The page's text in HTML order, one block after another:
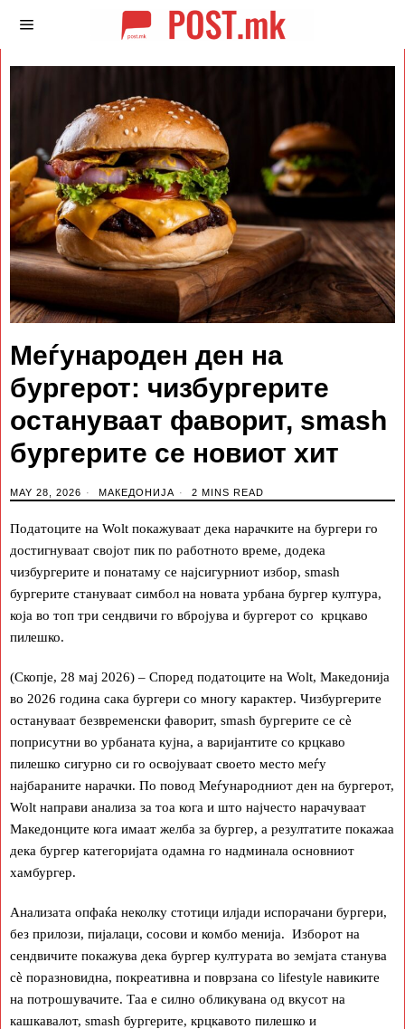
Меѓународен ден на
бургерот: чизбургерите
остануваат фаворит, smash
бургерите се новиот хит
MAY 28, 2026 МАКЕДОНИЈА 2 MINS READ
Податоците на Wolt покажуваат дека нарачките на бургери го
достигнуваат својот пик по работното време, додека
чизбургерите и понатаму се најсигурниот избор, smash
бургерите стануваат симбол на новата урбана бургер култура,
која во топ три сендвичи го вбројува и бургерот со крцкаво
пилешко.
(Скопје, 28 мај 2026) – Според податоците на Wolt, Македонија
во 2026 година сака бургери со многу карактер. Чизбургерите
остануваат безвременски фаворит, smash бургерите се сè
поприсутни во урбаната кујна, а варијантите со крцкаво
пилешко сигурно си го освојуваат своето место меѓу
најбараните нарачки. По повод Меѓународниот ден на бургерот,
Wolt направи анализа за тоа кога и што најчесто нарачуваат
Македонците кога имаат желба за бургер, а резултатите покажаа
дека бургер категоријата одамна го надминала основниот
хамбургер.
Анализата опфаќа неколку стотици илјади испорачани бургери,
без прилози, пијалаци, сосови и комбо менија. Изборот на
сендвичите покажува дека бургер културата во земјата станува
сè поразновидна, покреативна и поврзана со lifestyle навиките
на потрошувачите. Таа е силно обликувана од вкусот на
кашкавалот, smash бургерите, крцкавото пилешко и